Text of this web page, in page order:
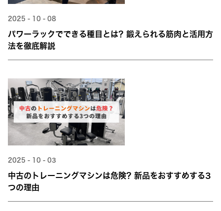
2025 - 10 - 08
パワーラックでできる種目とは？鍛えられる筋肉と活用方
法を徹底解説
2025 - 10 - 03
中古のトレーニングマシンは危険？新品をおすすめする3
つの理由